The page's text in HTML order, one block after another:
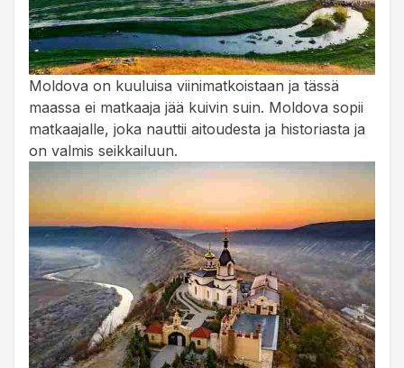
Moldova on kuuluisa viinimatkoistaan ja tässä
maassa ei matkaaja jää kuivin suin. Moldova sopii
matkaajalle, joka nauttii aitoudesta ja historiasta ja
on valmis seikkailuun.